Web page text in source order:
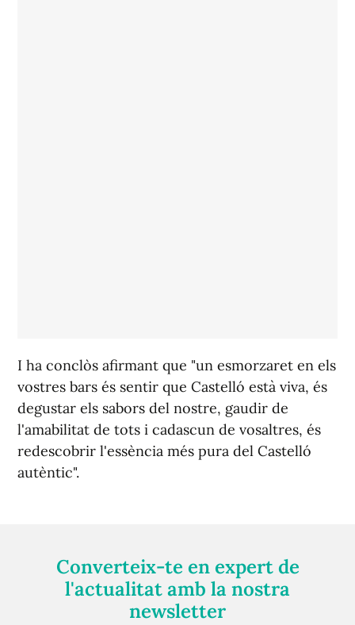
I ha conclòs afirmant que "un esmorzaret en els
vostres bars és sentir que Castelló està viva, és
degustar els sabors del nostre, gaudir de
l'amabilitat de tots i cadascun de vosaltres, és
redescobrir l'essència més pura del Castelló
autèntic".
Converteix-te en expert de
l'actualitat amb la nostra
newsletter